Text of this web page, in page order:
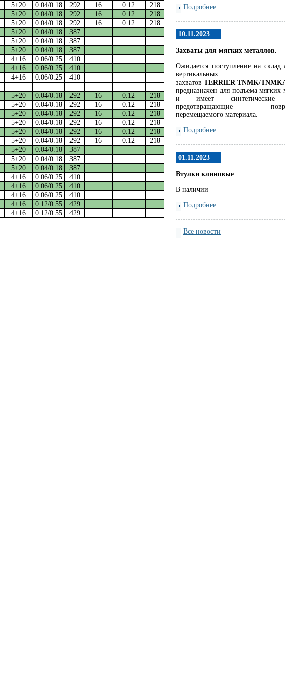
5+20 0.04/0.18 292 16 0.12
218
5+20 0.04/0.18 292 16 0.12
218
5+20 0.04/0.18 292 16 0.12
218
5+20 0.04/0.18
387
5+20 0.04/0.18
387
5+20 0.04/0.18
387
4+16 0.06/0.25
410
4+16 0.06/0.25
410
4+16 0.06/0.25 410
5+20 0.04/0.18 292 16 0.12
218
5+20 0.04/0.18 292 16 0.12
218
5+20 0.04/0.18 292 16 0.12
218
5+20 0.04/0.18 292 16 0.12
218
5+20 0.04/0.18 292 16 0.12
218
5+20 0.04/0.18 292 16 0.12
218
5+20 0.04/0.18
387
5+20 0.04/0.18
387
5+20 0.04/0.18
387
4+16 0.06/0.25
410
4+16 0.06/0.25
410
4+16 0.06/0.25
410
4+16 0.12/0.55
429
4+16 0.12/0.55 429
Подробнее ...
10.11.2023
Захваты для мягких металлов.
Ожидается поступление на склад
вертикальных
захватов TERRIERTNMK/
предназначен для подъема мягких
и имеет синтетические
предотвращающие
перемещаемого материала.
Подробнее ...
01.11.2023
Втулки клиновые
В наличии
Подробнее ...
Все новости